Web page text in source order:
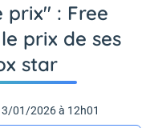
prix" : Free
prix de ses
star
01/2026 à 12h01